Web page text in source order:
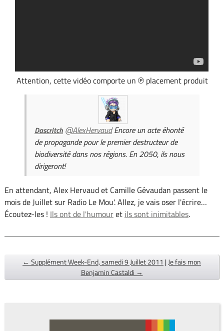
Attention, cette vidéo comporte un ℗ placement produit
Dascritch @AlexHervaudEncore un acte éhonté
de propagande pour le premier destructeur de
biodiversité dans nos régions. En 2050, ils nous
dirigeront!
En attendant, Alex Hervaud et Camille Gévaudan passent le
mois de Juillet sur Radio Le Mou'. Allez, je vais oser l'écrire…
Écoutez-les ! Ils ont de l'humouret ils sont inimitables.
← Supplément Week-End, samedi 9 Juillet 2011 |Je fais mon
Benjamin Castaldi →